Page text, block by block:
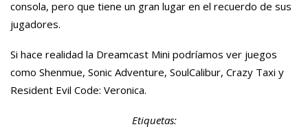
consola, pero que tiene un gran lugar en el recuerdo de sus
jugadores.
Si hace realidad la Dreamcast Mini podríamos ver juegos
como Shenmue, Sonic Adventure, SoulCalibur, Crazy Taxi y
Resident Evil Code: Veronica.
Etiquetas: